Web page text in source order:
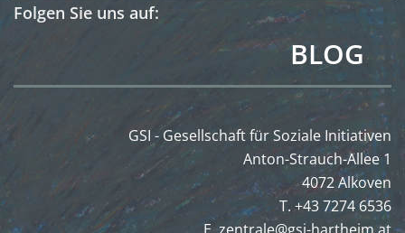
Folgen Sie uns auf:
BLOG
GSI - Gesellschaft für Soziale Initiativen
Anton-Strauch-Allee 1
4072 Alkoven
T. +43 7274 6536